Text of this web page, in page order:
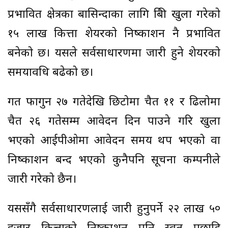
प्रभावित क्षेत्रका बासिन्दाका लागि बिक्री खुला गरेको
१५ लाख कित्ता शेयरको निष्काशन नै प्रभावित
बनेको छ। यसले सर्वसाधारणमा जारी हुने शेयरको
समयावधि बढेको छ।
गत फागुन २७ गतेदेखि छिटोमा चैत ११ र ढिलोमा
चैत २६ गतेसम्म आवेदन दिन पाउने गरि खुला
भएको आईपीओमा आवेदन समय थप भएको वा
निष्काशन बन्द भएको कुनैपनि सूचना कम्पनीले
जारी गरेको छैन।
यससँगै सर्वसाधारणलाई जारी हुनुपर्ने २२ लाख ५०